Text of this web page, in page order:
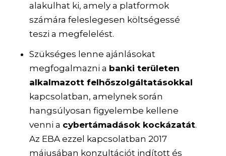
alakulhat ki, amely a platformok
számára feleslegesen költségessé
teszi a megfelelést.
Szükséges lenne ajánlásokat
megfogalmazni a banki területen
alkalmazott felhőszolgáltatásokkal
kapcsolatban, amelynek során
hangsúlyosan figyelembe kellene
venni a cybertámadások kockázatát.
Az EBA ezzel kapcsolatban 2017
májusában konzultációt indított és